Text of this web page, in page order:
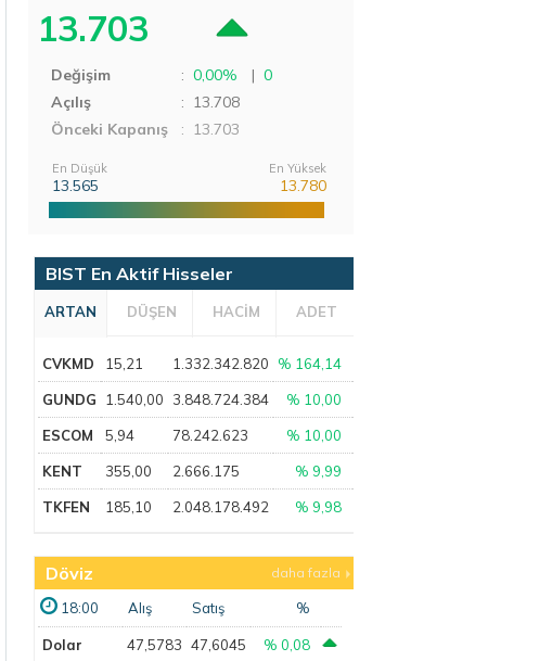
13.703
Değişim : 0,00% | 0
Açılış
: 13.708
Önceki Kapanış
: 13.703
En Düşük
13.565
En Yüksek
13.780
BIST En Aktif Hisseler
ARTAN DÜŞEN HACİM ADET
CVKMD 15,21 1.332.342.820 % 164,14
GUNDG 1.540,00 3.848.724.384 % 10,00
ESCOM 5,94 78.242.623 % 10,00
KENT 355,00 2.666.175 % 9,99
TKFEN 185,10 2.048.178.492 % 9,98
Döviz daha fazla
18:00 Alış Satış %
Dolar 47,5783 47,6045 % 0,08